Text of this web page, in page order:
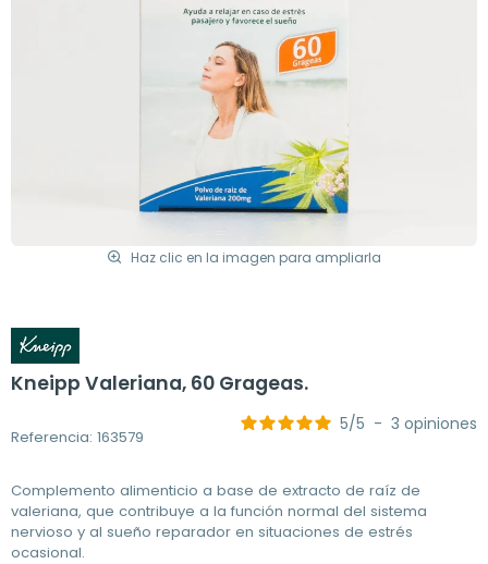
Haz clic en la imagen para ampliarla
Kneipp Valeriana, 60 Grageas.
Referencia: 163579
5/5 - 3 opiniones
Complemento alimenticio a base de extracto de raíz de
valeriana, que contribuye a la función normal del sistema
nervioso y al sueño reparador en situaciones de estrés
ocasional.